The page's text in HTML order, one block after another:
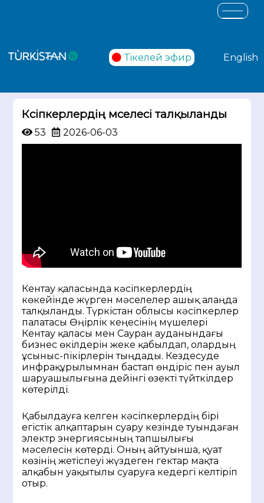
Тікелей эфир English
Кәсіпкерлердің мәселесі талқыланды
53 2026-06-03
Кентау қаласында кәсіпкерлердің
көкейінде жүрген мәселелер ашық алаңда
талқыланды. Түркістан облысы кәсіпкерлер
палатасы Өңірлік кеңесінің мүшелері
Кентау қаласы мен Сауран ауданындағы
бизнес өкілдерін жеке қабылдап, олардың
ұсыныс-пікірлерін тыңдады. Кездесуде
инфрақұрылымнан бастап өндіріс пен ауыл
шаруашылығына дейінгі өзекті түйткілдер
көтерілді.
Қабылдауға келген кәсіпкерлердің бірі
егістік алқаптарын суару кезінде туындаған
электр энергиясының тапшылығы
мәселесін көтерді. Оның айтуынша, қуат
көзінің жетіспеуі жүздеген гектар мақта
алқабын уақытылы суаруға кедергі келтіріп
отыр.